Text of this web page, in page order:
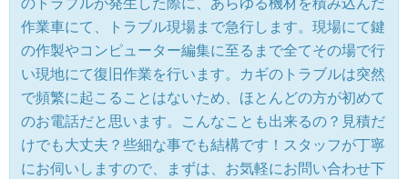
のトラブルが発生した際に、あらゆる機材を積み込んだ
作業車にて、トラブル現場まで急行します。現場にて鍵
の作製やコンピューター編集に至るまで全てその場で行
い現地にて復旧作業を行います。カギのトラブルは突然
で頻繁に起こることはないため、ほとんどの方が初めて
のお電話だと思います。こんなことも出来るの？見積だ
けでも大丈夫？些細な事でも結構です！スタッフが丁寧
にお伺いしますので、まずは、お気軽にお問い合わせ下